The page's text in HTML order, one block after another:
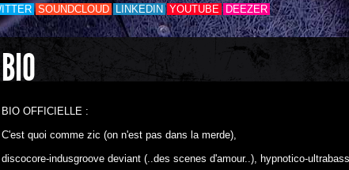
SOUNDCLOUD LINKEDIN YOUTUBE DEEZER
BIO
BIO OFFICIELLE :
C'est quoi comme zic (on n'est pas dans la merde),
discocore-indusgroove deviant (..des scenes d'amour..), hypnotico-